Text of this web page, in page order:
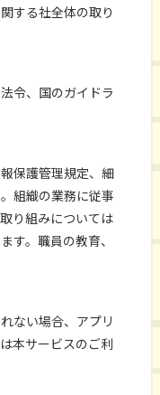
する社全体の取り
令、国のガイドラ
保護管理規定、細
組織の業務に従事
り組みについては
す。職員の教育、
ない場合、アプリ
本サービスのご利